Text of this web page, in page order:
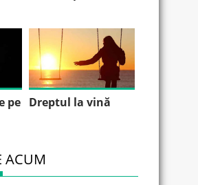
pe Dreptul la vină
ACUM